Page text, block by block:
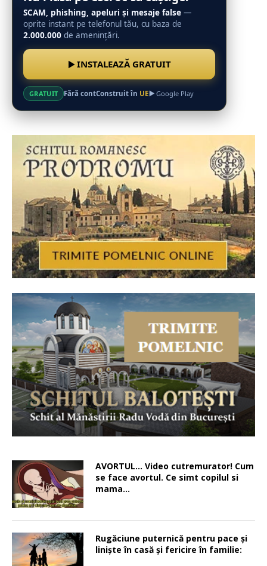
SCAM, phishing, apeluri și mesaje false —
oprite instant pe telefonul tău, cu baza de
2.000.000 de amenințări.
INSTALEAZĂ GRATUIT
GRATUIT Fără contConstruit în UE Google Play
AVORTUL… Video cutremurator! Cum
se face avortul. Ce simt copilul si
mama…
Rugăciune puternică pentru pace şi
linişte în casă şi fericire în familie: